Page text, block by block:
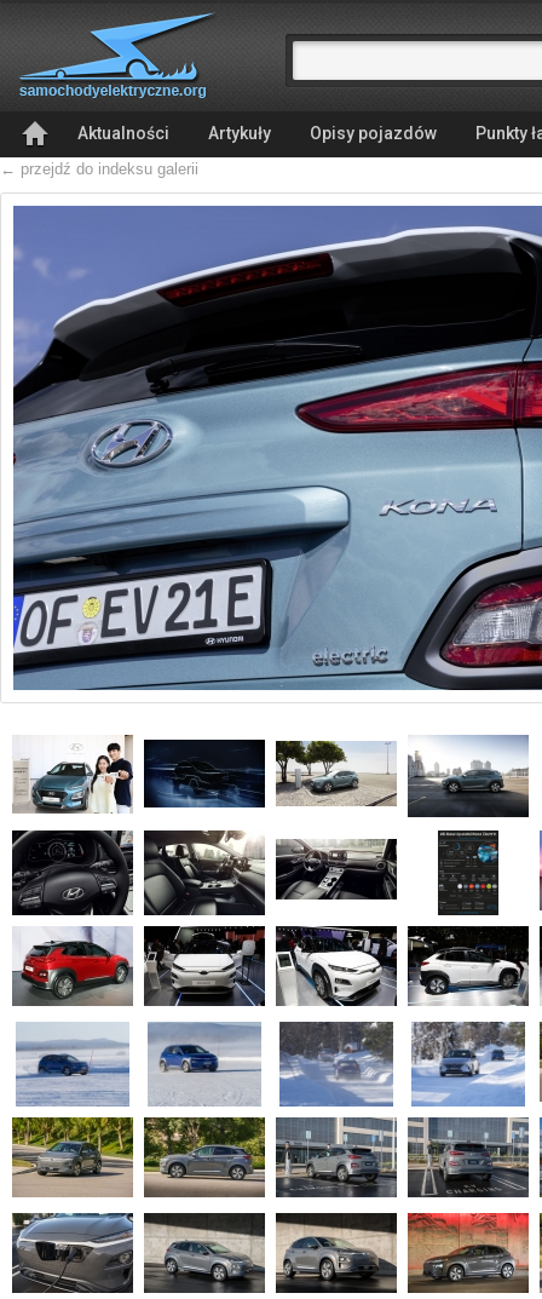
Aktualności Artykuły Opisy pojazdów Punkty
← przejdź do indeksu galerii